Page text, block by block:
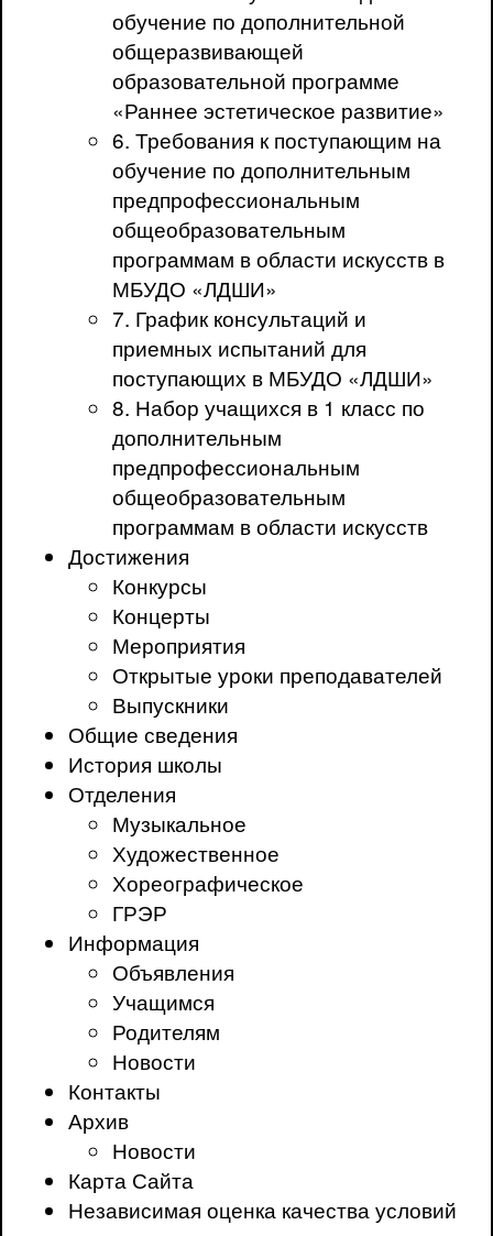
обучение по дополнительной
общеразвивающей
образовательной программе
«Раннее эстетическое развитие»
6. Требования к поступающим на
обучение по дополнительным
предпрофессиональным
общеобразовательным
программам в области искусств в
МБУДО «ЛДШИ»
7. График консультаций и
приемных испытаний для
поступающих в МБУДО «ЛДШИ»
8. Набор учащихся в 1 класс по
дополнительным
предпрофессиональным
общеобразовательным
программам в области искусств
Достижения
Конкурсы
Концерты
Мероприятия
Открытые уроки преподавателей
Выпускники
Общие сведения
История школы
Отделения
Музыкальное
Художественное
Хореографическое
ГРЭР
Информация
Объявления
Учащимся
Родителям
Новости
Контакты
Архив
Новости
Карта Сайта
Независимая оценка качества условий